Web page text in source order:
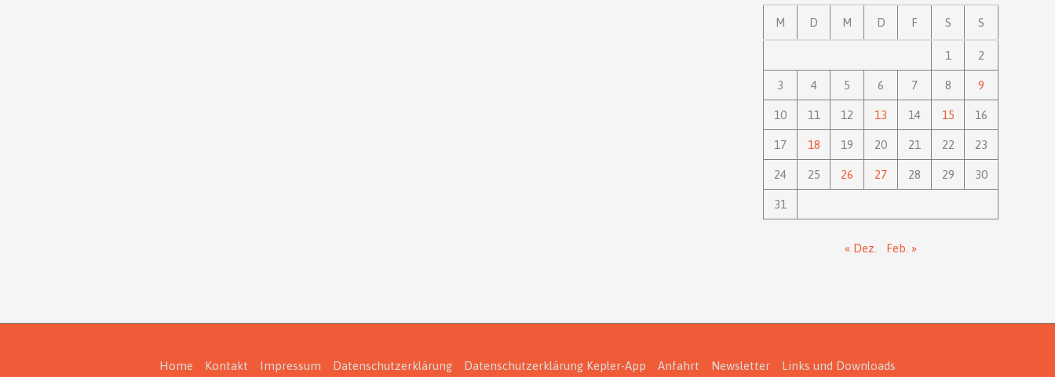
M D M D F S S
1 2
3 4 5 6 7 8 9
10 11 12 13 14 15 16
17 18 19 20 21 22 23
24 25 26 27 28 29 30
31
« Dez. Feb. »
Home Kontakt Impressum Datenschutzerklärung Datenschutzerklärung Kepler-App Anfahrt Newsletter Links und Downloads